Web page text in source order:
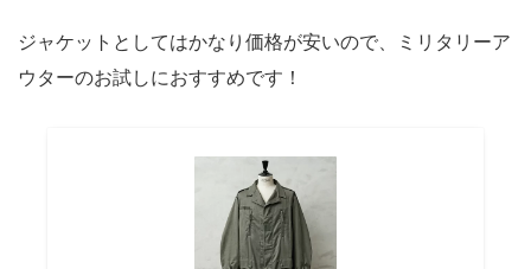
ジャケットとしてはかなり価格が安いので、ミリタリーア
ウターのお試しにおすすめです！